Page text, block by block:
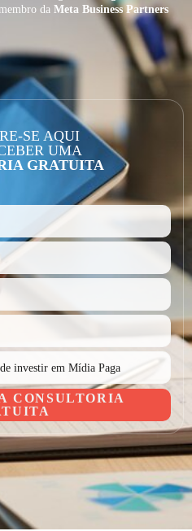
daMeta Business Partners
SE AQUI
UMA
GRATUITA
CONSULTORIA